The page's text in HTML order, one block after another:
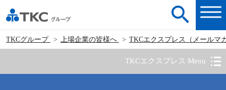
TKCグループ 上場企業の皆様へ TKCエクスプレス（メールマ
TKCエクスプレス Menu